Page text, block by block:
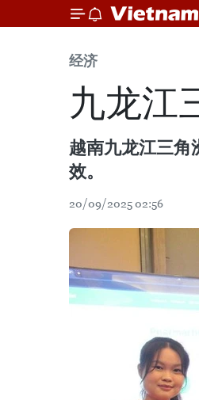
经济
九龙江
越南九龙江三角
效。
20/09/2025 02:56